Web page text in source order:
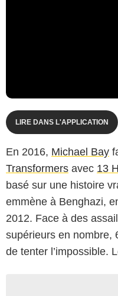
LIRE DANS L'APPLICATION
En 2016, Michael Bay
Transformers avec 13
basé sur une histoire
emmène à Benghazi,
2012. Face à des
supérieurs en nombre,
de tenter l’impossible.